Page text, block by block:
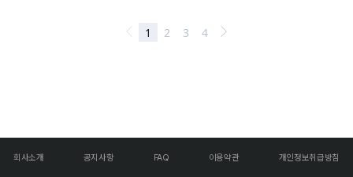
회사소개 공지사항 FAQ 이용약관 개인정보취급방침